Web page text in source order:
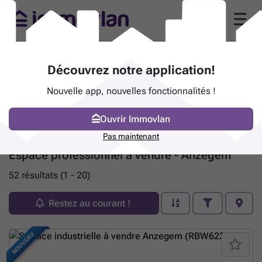
Espace professionnel à vendre - Anzegem
52 résultats (1 - 20)
Restez au courant !
NOUVEAU
Découvrez notre application!
Nouvelle app, nouvelles fonctionnalités !
Ouvrir Immovlan
Pas maintenant